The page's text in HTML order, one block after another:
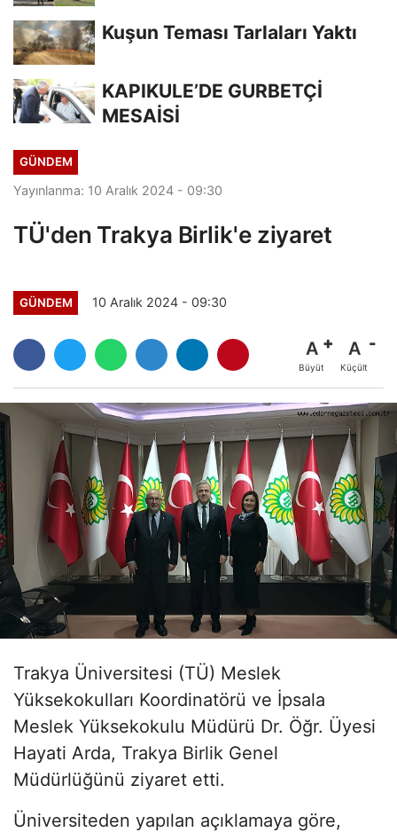
Kuşun Teması Tarlaları Yaktı
KAPIKULE’DE GURBETÇİ
MESAİSİ
GÜNDEM
Yayınlanma: 10 Aralık 2024 - 09:30
TÜ'den Trakya Birlik'e ziyaret
GÜNDEM 10 Aralık 2024 - 09:30
A
Büyüt
A
Küçült
Trakya Üniversitesi (TÜ) Meslek
Yüksekokulları Koordinatörü ve İpsala
Meslek Yüksekokulu Müdürü Dr. Öğr. Üyesi
Hayati Arda, Trakya Birlik Genel
Müdürlüğünü ziyaret etti.
Üniversiteden yapılan açıklamaya göre,